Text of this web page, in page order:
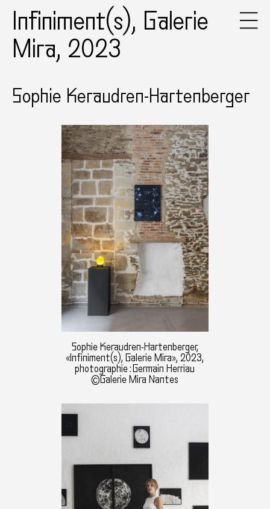
Infiniment(s), Galerie
Mira, 2023
Sophie Keraudren-Hartenberger
Sophie Keraudren-Hartenberger,
«Infiniment(s), Galerie Mira», 2023,
photographie : Germain Herriau
©Galerie Mira Nantes